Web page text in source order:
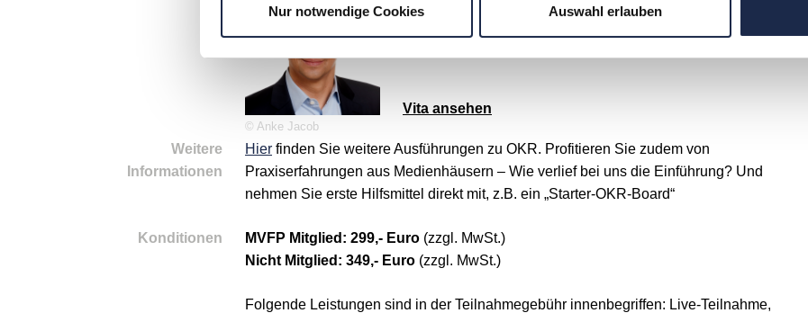
Nur notwendige Cookies Auswahl erlauben
© Anke Jacob
Geschäftsführender Gesellschafter, Berlin Consulting
Vita ansehen
Weitere
Informationen
Hier finden Sie weitere Ausführungen zu OKR. Profitieren Sie zudem von
Praxiserfahrungen aus Medienhäusern – Wie verlief bei uns die Einführung? Und
nehmen Sie erste Hilfsmittel direkt mit, z.B. ein „Starter-OKR-Board“
Konditionen MVFP Mitglied: 299,- Euro (zzgl. MwSt.)
Nicht Mitglied: 349,- Euro (zzgl. MwSt.)
Folgende Leistungen sind in der Teilnahmegebühr innenbegriffen: Live-Teilnahme,